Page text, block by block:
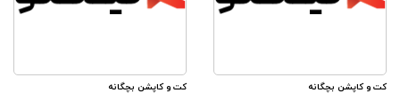
کت و کاپشن بچگانه کت و کاپشن بچگانه